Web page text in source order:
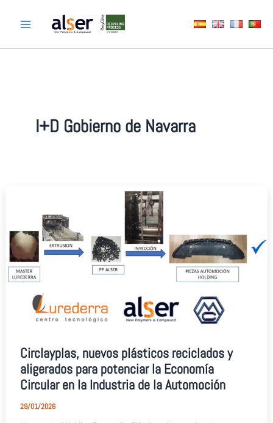
I+D Gobierno de Navarra
Circlayplas, nuevos plásticos reciclados y
aligerados para potenciar la Economía
Circular en la Industria de la Automoción
29/01/2026